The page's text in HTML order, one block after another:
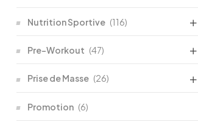
Nutrition Sportive (116)
Pre-Workout (47)
Prise de Masse (26)
Promotion (6)